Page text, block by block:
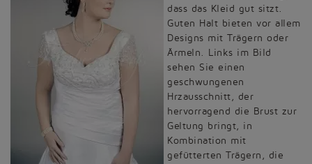
dass das Kleid gut sitzt.
Guten Halt bieten vor allem
Designs mit Trägern oder
Ärmeln. Links im Bild
sehen Sie einen
geschwungenen
Hrzausschnitt, der
hervorragend die Brust zur
Geltung bringt, in
Kombination mit
gefütterten Trägern, die